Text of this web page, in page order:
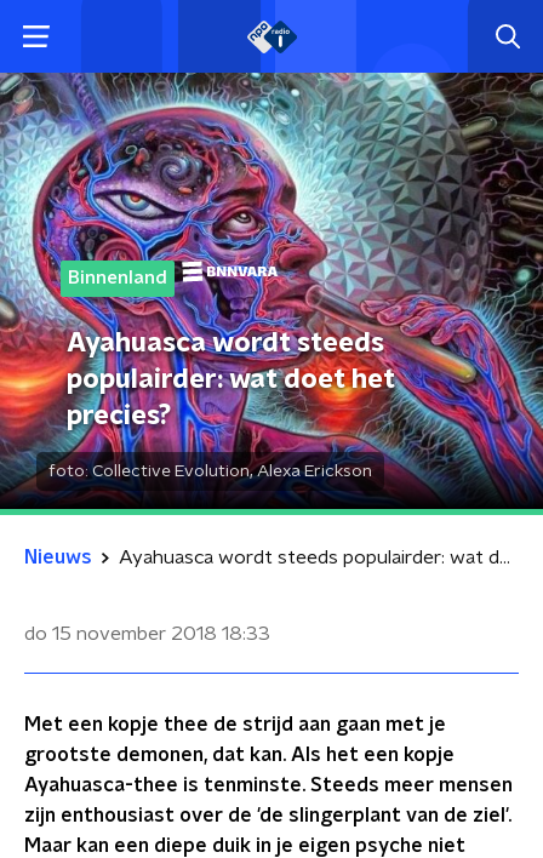
Binnenland
Ayahuasca wordt steeds
populairder: wat doet het
precies?
foto:Collective Evolution, Alexa Erickson
Nieuws Ayahuasca wordt steeds populairder: wat doet het precies?
do 15 november 2018 18:33
Met een kopje thee de strijd aan gaan met je
grootste demonen, dat kan. Als het een kopje
Ayahuasca-thee is tenminste. Steeds meer mensen
zijn enthousiast over de 'de slingerplant van de ziel'.
Maar kan een diepe duik in je eigen psyche niet